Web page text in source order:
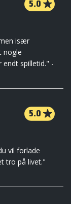
5.0
især
nogle
spilletid." -
5.0
vil forlade
tro på livet."